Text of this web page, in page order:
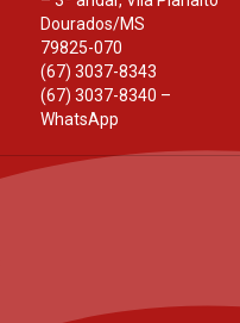
Dourados/MS
79825-070
(67) 3037-8343
(67) 3037-8340 –
WhatsApp